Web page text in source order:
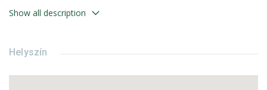
előfordulhat. Parkolás az épület körül közterületen kiépített
fizetés parkolókban megoldható.
Az ingatlan megtekinthető munkanapokon, előzetes telefonos
egyeztetés után.
Show all description
Helyszín